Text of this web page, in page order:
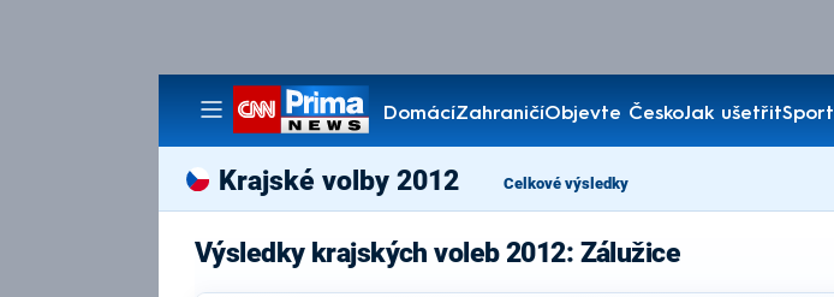
DomácíZahraničíObjevte ČeskoJak ušetřitSport
Pořady
Krajské volby 2012 Celkové výsledky
Výsledky krajských voleb 2012: Zálužice